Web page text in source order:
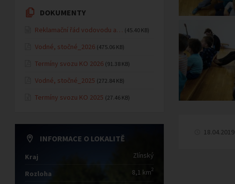
18.04.2019
DOKUMENTY
Reklamační řád vodovodu a… (45.40 KB)
Vodné, stočné_2026 (475.06 KB)
Termíny svozu KO 2026 (91.38 KB)
Vodné, stočné_2025 (272.84 KB)
Termíny svozu KO 2025 (27.46 KB)
INFORMACE O LOKALITĚ
Kraj Zlínský
Rozloha 8,1 km2